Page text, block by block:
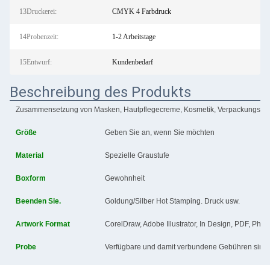
13Druckerei: CMYK 4 Farbdruck
14Probenzeit: 1-2 Arbeitstage
15Entwurf: Kundenbedarf
Beschreibung des Produkts
Zusammensetzung von Masken, Hautpflegecreme, Kosmetik,
Größe Geben Sie an, wenn Sie möchten
Material Spezielle Graustufe
Boxform Gewohnheit
Beenden Sie. Goldung/Silber Hot Stamping. Druck usw.
Artwork Format CorelDraw, Adobe Illustrator, In Design, PDF,
Probe Verfügbare und damit verbundene Gebühren sind